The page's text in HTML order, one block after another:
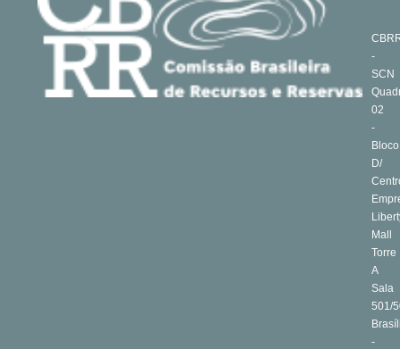
-
SCN
02
-
Bloco
D/
Mall
Torre
A
Sala
501/
-